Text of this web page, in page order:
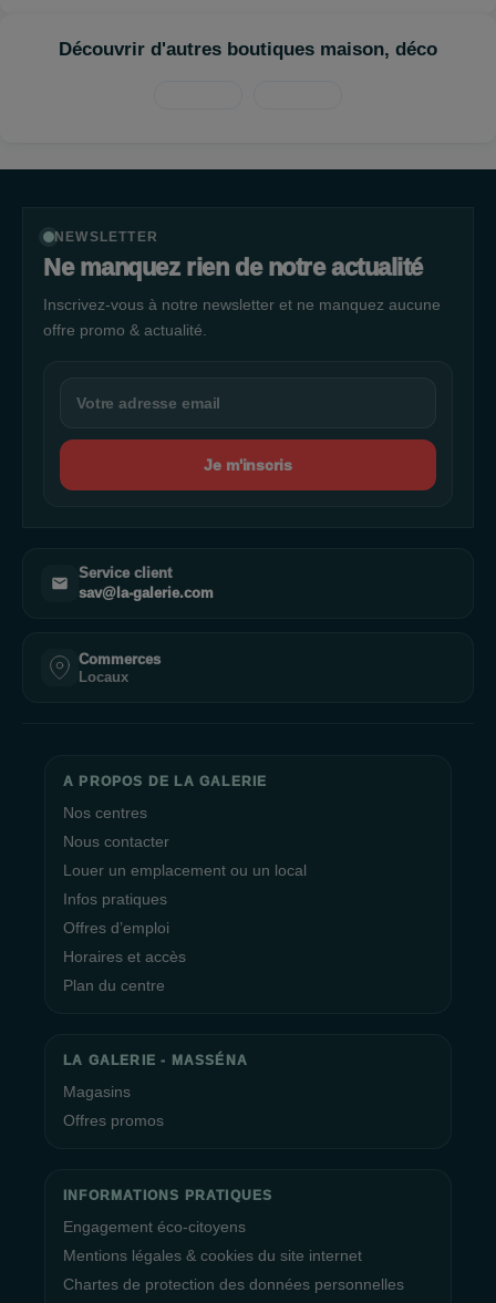
Découvrir d'autres boutiques maison, déco
NEWSLETTER
Ne manquez rien de notre actualité
Inscrivez-vous à notre newsletter et ne manquez aucune
offre promo & actualité.
Je m'inscris
Service client
sav@la-galerie.com
Commerces
Locaux
A PROPOS DE LA GALERIE
Nos centres
Nous contacter
Louer un emplacement ou un local
Infos pratiques
Offres d’emploi
Horaires et accès
Plan du centre
LA GALERIE - MASSÉNA
Magasins
Offres promos
INFORMATIONS PRATIQUES
Engagement éco-citoyens
Mentions légales & cookies du site internet
Chartes de protection des données personnelles